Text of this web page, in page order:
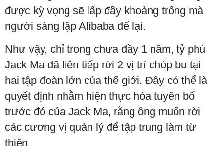
được kỳ vọng sẽ lấp đầy khoảng trống mà
người sáng lập Alibaba để lại.
Như vậy, chỉ trong chưa đầy 1 năm, tỷ phú
Jack Ma đã liên tiếp rời 2 vị trí chóp bu tại
hai tập đoàn lớn của thế giới. Đây có thể là
quyết định nhằm hiện thực hóa tuyên bố
trước đó của Jack Ma, rằng ông muốn rời
các cương vị quản lý để tập trung làm từ
thiện.